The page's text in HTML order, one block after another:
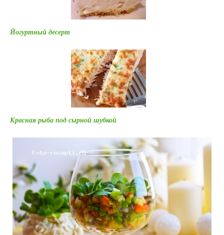
Йогуртный десерт
Красная рыба под сырной шубкой